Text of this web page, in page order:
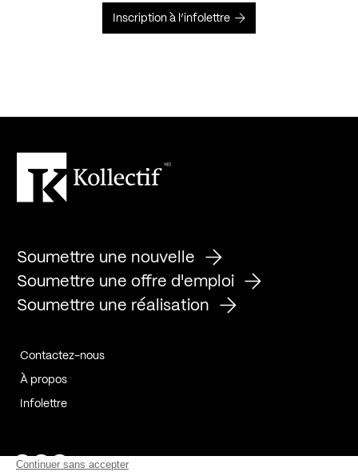
Inscription à l’infolettre
Soumettre une nouvelle
Soumettre une offre d'emploi
Soumettre une réalisation
Contactez-nous
À propos
Infolettre
Page Facebook de Kollectif
Page Instagram de Kollectif
Page Linkedin de Kollectif